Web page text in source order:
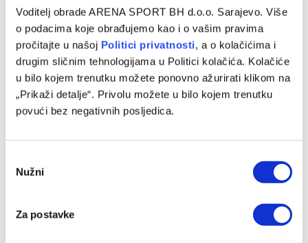
Voditelj obrade ARENA SPORT BH d.o.o. Sarajevo. Više
o podacima koje obrađujemo kao i o vašim pravima
pročitajte u našoj Politici privatnosti, a o kolačićima i
drugim sličnim tehnologijama u Politici kolačića. Kolačiće
u bilo kojem trenutku možete ponovno ažurirati klikom na
„Prikaži detalje“. Privolu možete u bilo kojem trenutku
povući bez negativnih posljedica.
Selection
Nužni
Za postavke
Avdić: Očekujem odlične rezultate na Evropskom